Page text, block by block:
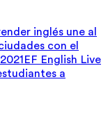
inglés une al
con el
EF English Live
a